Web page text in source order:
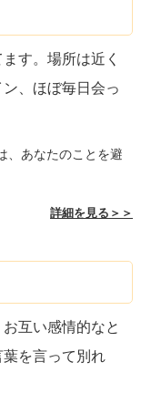
す。場所は近く
、ほぼ毎日会っ
、あなたのことを避
詳細を見る＞＞
互い感情的なと
を言って別れ